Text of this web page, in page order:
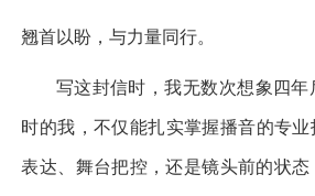
翘首以盼，与力量同行。
写这封信时，我无数次想象四年
时的我，不仅能扎实掌握播音的专业
表达、舞台把控，还是镜头前的状